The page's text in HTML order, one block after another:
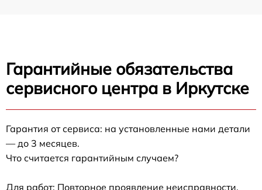
Гарантийные обязательства
сервисного центра в Иркутске
Гарантия от сервиса: на установленные нами детали
— до 3 месяцев.
Что считается гарантийным случаем?
Для работ: Повторное проявление неисправности,